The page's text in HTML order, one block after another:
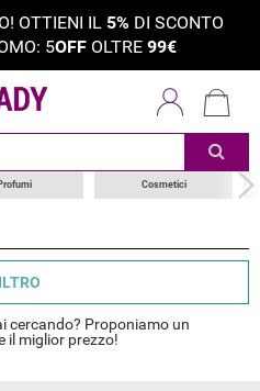
OTTIENI IL 5% DI SCONTO
5OFF OLTRE 99€
Profumi Cosmetici
cercando? Proponiamo un
il miglior prezzo!